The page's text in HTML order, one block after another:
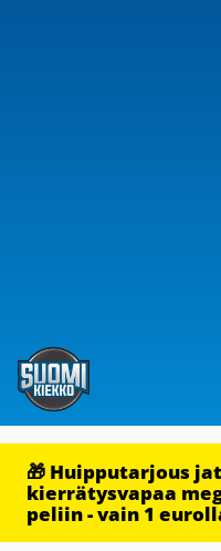
🎁 Huipputarjous
kierrätysvapaa
peliin - vain 1